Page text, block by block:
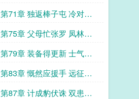
机现
第71章 独返棒子屯 冷对父
母怨
第75章 父母忙张罗 凤林婚
事急
第79章 装备得更新 士气更
高昂
第83章 慨然应援手 远征邻
县城
第87章 计成豹伏诛 双患皆